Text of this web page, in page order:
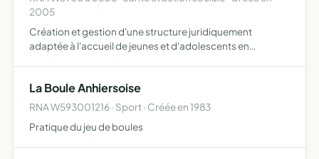
2005
Création et gestion d'une structure juridiquement
adaptée à l'accueil de jeunes et d'adolescents en
situati…
La Boule Anhiersoise
RNA W593001216 · Sport · Créée en 1983
Pratique du jeu de boules